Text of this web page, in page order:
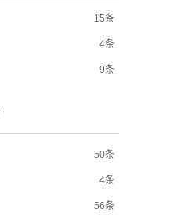
15条
4条
9条
50条
4条
56条